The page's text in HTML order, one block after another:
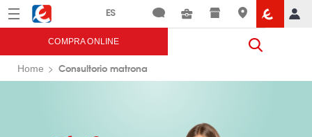
Menú Eroski
COMPRA ONLINE
Home Consultorio matrona